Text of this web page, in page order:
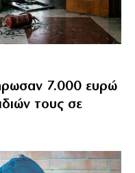
7.000 ευρώ
τους σε